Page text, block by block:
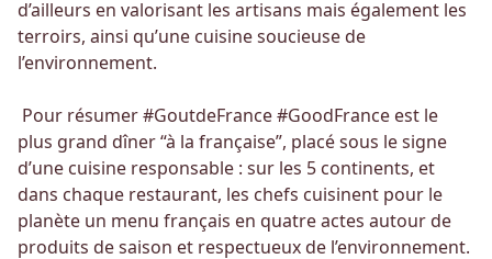
d’ailleurs en valorisant les artisans mais également les
terroirs, ainsi qu’une cuisine soucieuse de
l’environnement.
Pour résumer #GoutdeFrance #GoodFrance est le
plus grand dîner “à la française”, placé sous le signe
d’une cuisine responsable : sur les 5 continents, et
dans chaque restaurant, les chefs cuisinent pour le
planète un menu français en quatre actes autour de
produits de saison et respectueux de l’environnement.